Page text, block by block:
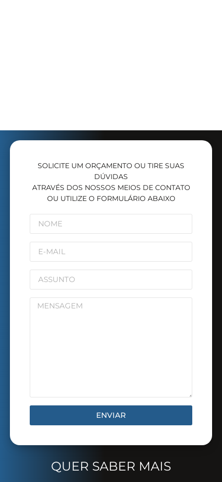
SOLICITE UM ORÇAMENTO OU TIRE SUAS
DÚVIDAS
ATRAVÉS DOS NOSSOS MEIOS DE CONTATO
OU UTILIZE O FORMULÁRIO ABAIXO
ENVIAR
QUER SABER MAIS